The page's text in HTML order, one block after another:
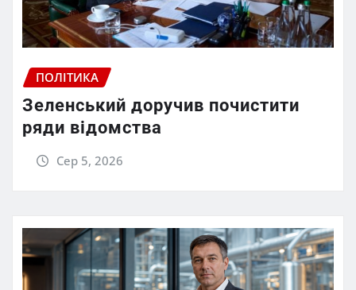
ПОЛІТИКА
Зеленський доручив почистити
ряди відомства
Сер 5, 2026